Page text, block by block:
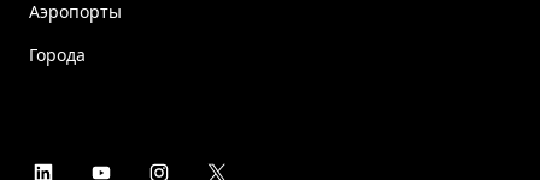
Аэропорты
Города